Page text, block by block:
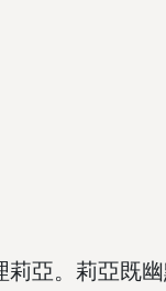
亞。莉亞既